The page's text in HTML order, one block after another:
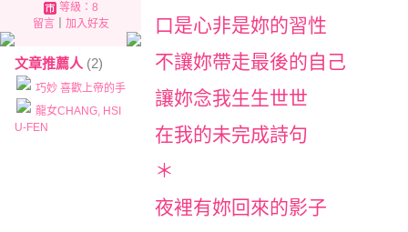
等級：8
留言｜ 加入好友
文章推薦人 (2)
巧妙 喜歡上帝的手
龍女CHANG, HSI
U-FEN
口是心非是妳的習性
不讓妳帶走最後的自己
讓妳念我生生世世
在我的未完成詩句
＊
夜裡有妳回來的影子